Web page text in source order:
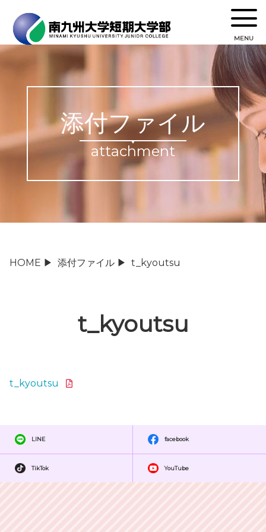
MENU
添付ファイル
attachment
HOME ▶ 添付ファイル ▶ t_kyoutsu
t_kyoutsu
t_kyoutsu
LINE facebook
TikTok YouTube